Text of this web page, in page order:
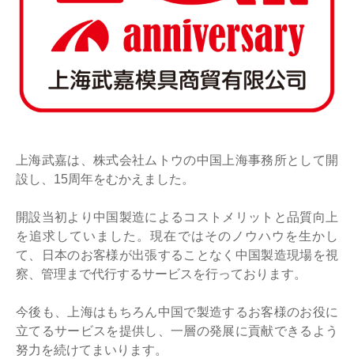
上海武嘉は、株式会社ムトウの中国上海事務所として開
設し、15周年をむかえました。
開設当初より中国製造によるコストメリットと品質向上
を追求していました。現在ではそのノウハウを生かし
て、日本のお客様が出張することなく中国製造現場を視
察、管理まで代行するサービスを行っております。
今後も、上海はもちろん中国で製造するお客様のお役に
立てるサービスを提供し、一層の発展に貢献できるよう
努力を続けてまいります。